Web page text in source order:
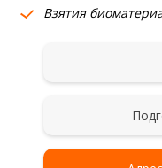
Взятия